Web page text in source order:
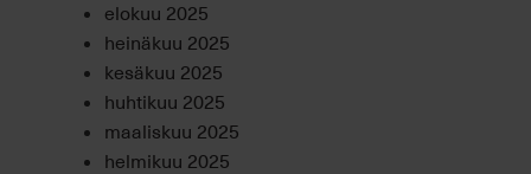
elokuu 2025
heinäkuu 2025
kesäkuu 2025
huhtikuu 2025
maaliskuu 2025
helmikuu 2025